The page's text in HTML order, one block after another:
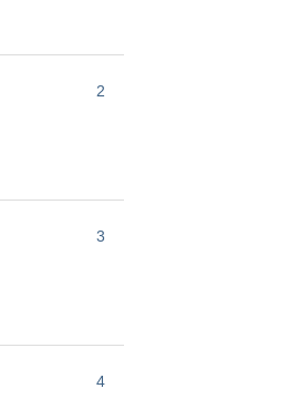
2
3
4